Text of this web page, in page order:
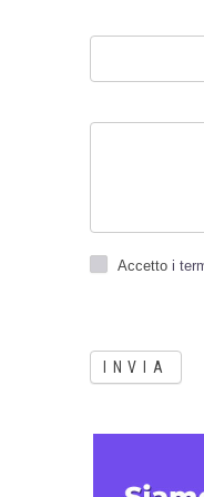
Accetto i
INVIA